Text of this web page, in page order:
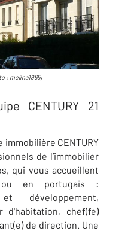
: melina1965)
CENTURY 21
immobilière CENTURY
de l’immobilier
qui vous accueillent
ou en portugais :
développement,
d'habitation, chef(fe)
de direction. Une